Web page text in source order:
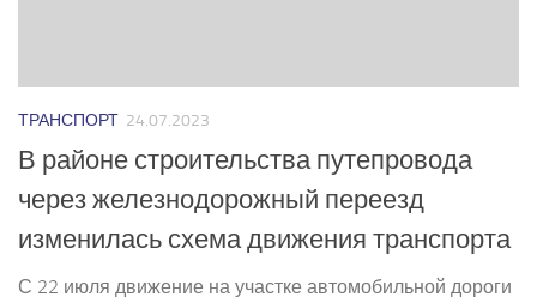
ТРАНСПОРТ 24.07.2023
В районе строительства путепровода
через железнодорожный переезд
изменилась схема движения транспорта
С 22 июля движение на участке автомобильной дороги